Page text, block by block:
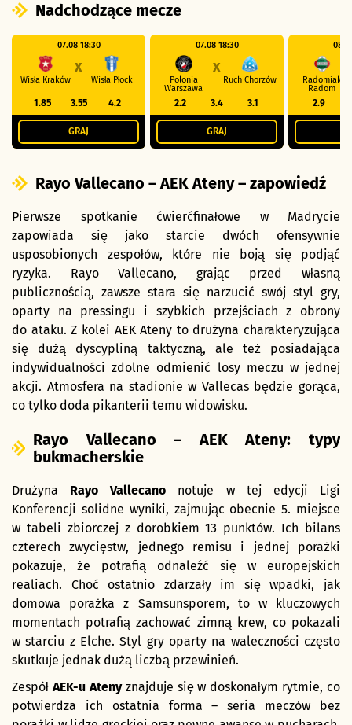
Nadchodzące mecze
07.08 18:30
Wisła Kraków
X
Wisła Płock
1.85 3.55 4.2
GRAJ
07.08 18:30
Polonia
Warszawa
X
Ruch Chorzów
2.2 3.4 3.1
GRAJ
Radomiak
Radom
2.9
Rayo Vallecano – AEK Ateny – zapowiedź
Pierwsze spotkanie ćwierćfinałowe w Madrycie
zapowiada się jako starcie dwóch ofensywnie
usposobionych zespołów, które nie boją się podjąć
ryzyka. Rayo Vallecano, grając przed własną
publicznością, zawsze stara się narzucić swój styl gry,
oparty na pressingu i szybkich przejściach z obrony
do ataku. Z kolei AEK Ateny to drużyna charakteryzująca
się dużą dyscypliną taktyczną, ale też posiadająca
indywidualności zdolne odmienić losy meczu w jednej
akcji. Atmosfera na stadionie w Vallecas będzie gorąca,
co tylko doda pikanterii temu widowisku.
Rayo Vallecano – AEK Ateny: typy
bukmacherskie
Drużyna Rayo Vallecano notuje w tej edycji Ligi
Konferencji solidne wyniki, zajmując obecnie 5. miejsce
w tabeli zbiorczej z dorobkiem 13 punktów. Ich bilans
czterech zwycięstw, jednego remisu i jednej porażki
pokazuje, że potrafią odnaleźć się w europejskich
realiach. Choć ostatnio zdarzały im się wpadki, jak
domowa porażka z Samsunsporem, to w kluczowych
momentach potrafią zachować zimną krew, co pokazali
w starciu z Elche. Styl gry oparty na waleczności często
skutkuje jednak dużą liczbą przewinień.
Zespół AEK-u Atenyznajduje się w doskonałym rytmie, co
potwierdza ich ostatnia forma – seria meczów bez